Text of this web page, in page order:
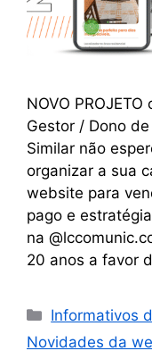
NOVO
Gestor / Dono
Similar não
organizar a sua
website para
pago e
na
20 anos a favor
Informativos
Novidades da